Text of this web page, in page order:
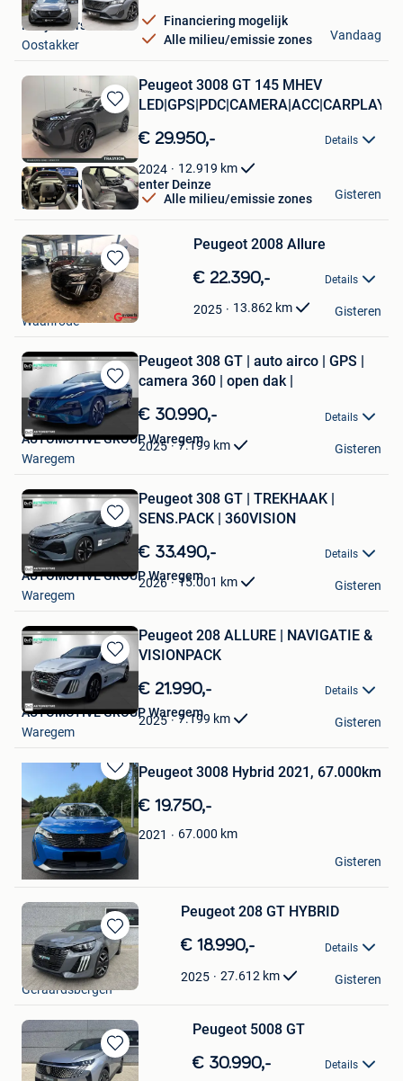
Financiering mogelijk
Alle milieu/emissie zones
Kelly's Cars
Oostakker
Vandaag
Bewaren
in
Mijn
Favorieten
Peugeot 3008 GT 145 MHEV
LED|GPS|PDC|CAMERA|ACC|CARPLAY...
€ 29.950,- Details
2024 12.919 km
Alle milieu/emissie zones
TRAXXION Occasiecenter Deinze
Deinze
Gisteren
Bewaren
in
Mijn
Favorieten
Peugeot 2008 Allure
€ 22.390,- Details
2025 13.862 km
Govaerts Waanrode
Waanrode
Gisteren
Bewaren
in
Mijn
Favorieten
Peugeot 308 GT | auto airco | GPS |
camera 360 | open dak |
€ 30.990,- Details
2025 7.199 km
AUTOMOTIVE GROUP Waregem
Waregem
Gisteren
Bewaren
in
Favorieten
Peugeot 308 GT | TREKHAAK |
SENS.PACK | 360VISION
€ 33.490,- Details
2026 15.001 km
AUTOMOTIVE GROUP Waregem
Waregem
Gisteren
Bewaren
in
Mijn
Favorieten
Peugeot 208 ALLURE | NAVIGATIE &
VISIONPACK
€ 21.990,- Details
2025 7.199 km
AUTOMOTIVE GROUP Waregem
Waregem
Gisteren
Bewaren
in
Mijn
Favorieten
Peugeot 3008 Hybrid 2021, 67.000km
€ 19.750,-
2021 67.000 km
Victor
Brugge
Gisteren
Bewaren
in
Mijn
Favorieten
Peugeot 208 GT HYBRID
€ 18.990,- Details
2025 27.612 km
Peugeot Depril
Geraardsbergen
Gisteren
Bewaren
in
Peugeot 5008 GT
€ 30.990,- Details